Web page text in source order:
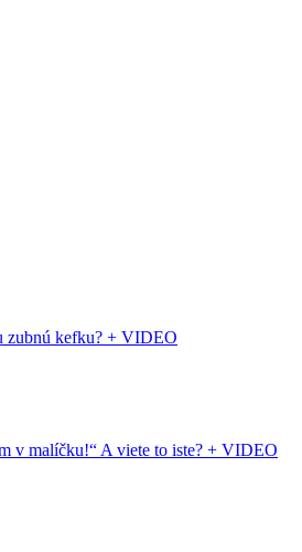
zubnú kefku? + VIDEO
v malíčku!“ A viete to iste? + VIDEO